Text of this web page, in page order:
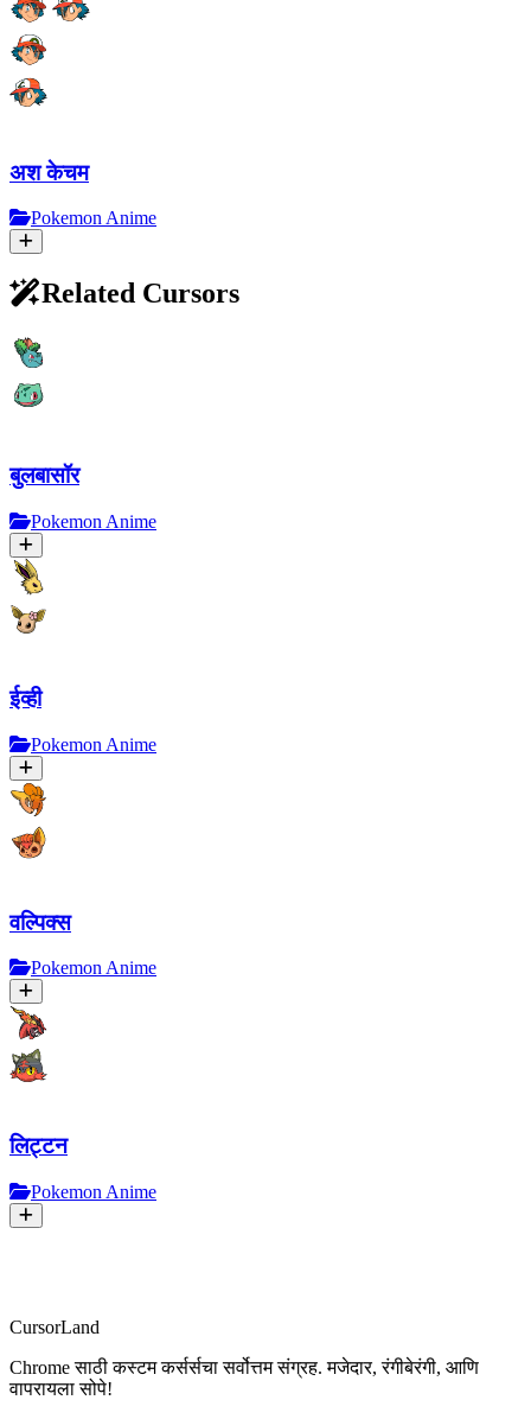
अश केचम
Pokemon Anime
Related Cursors
बुलबासॉर
Pokemon Anime
ईव्ही
Pokemon Anime
वल्पिक्स
Pokemon Anime
लिट्टन
Pokemon Anime
CursorLand
Chrome साठी कस्टम कर्सर्सचा सर्वोत्तम संग्रह. मजेदार, रंगीबेरंगी, आणि
वापरायला सोपे!